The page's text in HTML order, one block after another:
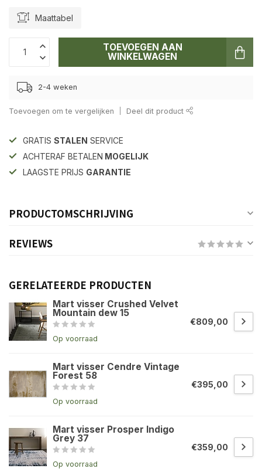
Maattabel
TOEVOEGEN AAN
WINKELWAGEN
2-4 weken
Toevoegen om te vergelijken Deel dit product
GRATIS STALEN SERVICE
ACHTERAF BETALEN MOGELIJK
LAAGSTE PRIJS GARANTIE
PRODUCTOMSCHRIJVING
REVIEWS
GERELATEERDE PRODUCTEN
Mart visser Crushed Velvet
Mountain dew 15
Op voorraad
€809,00
Mart visser Cendre Vintage
Forest 58
Op voorraad
€395,00
Mart visser Prosper Indigo
Grey 37
Op voorraad
€359,00